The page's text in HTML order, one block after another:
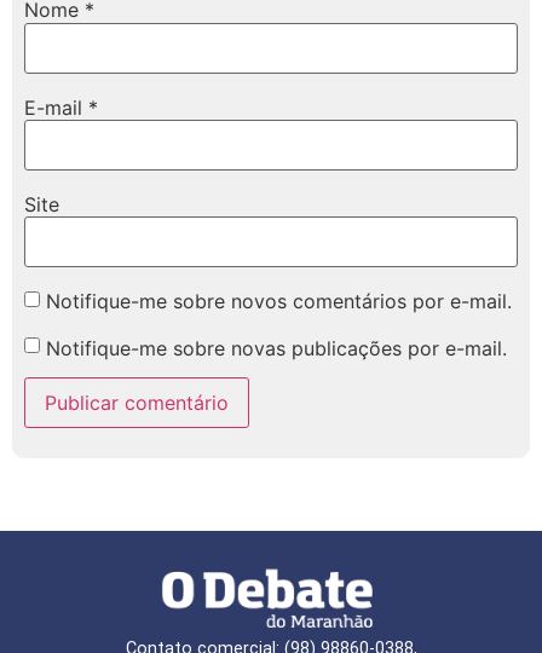
Nome *
E-mail *
Site
Notifique-me sobre novos comentários por e-mail.
Notifique-me sobre novas publicações por e-mail.